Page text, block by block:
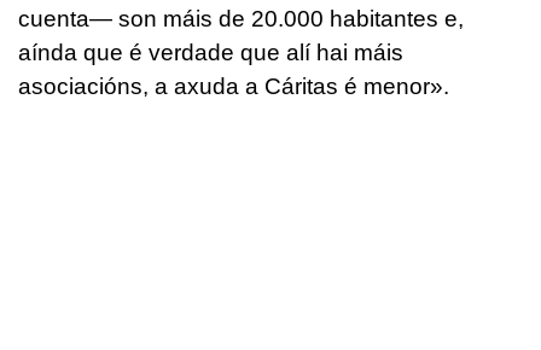
cuenta— son máis de 20.000 habitantes e,
aínda que é verdade que alí hai máis
asociacións, a axuda a Cáritas é menor».